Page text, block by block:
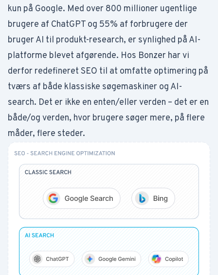
kun på Google. Med over 800 millioner ugentlige
brugere af ChatGPT og 55% af forbrugere der
bruger AI til produkt-research, er synlighed på AI-
platforme blevet afgørende. Hos Bonzer har vi
derfor redefineret SEO til at omfatte optimering på
tværs af både klassiske søgemaskiner og AI-
search. Det er ikke en enten/eller verden – det er en
både/og verden, hvor brugere søger mere, på flere
måder, flere steder.